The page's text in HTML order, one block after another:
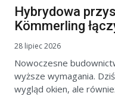
Hybrydowa
Kömmerling
28 lipiec 2026
Nowoczesne
wyższe wymagania.
wygląd okien, ale